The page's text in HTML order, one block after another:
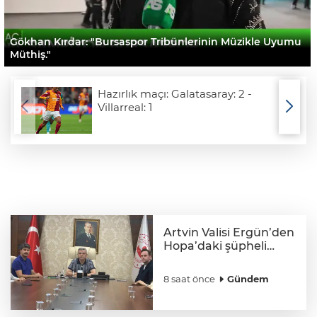
Gökhan Kırdar: "Bursaspor Tribünlerinin Müzikle Uyumu
Müthiş."
Hazırlık maçı: Galatasaray: 2 -
Villarreal: 1
Artvin Valisi Ergün’den
Hopa’daki şüpheli
"Endişe edilecek bir
durum yok, yol
8 saat önce Gündem